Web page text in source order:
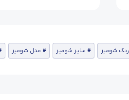
رنگ شومیز سایز شومیز مدل شومیز